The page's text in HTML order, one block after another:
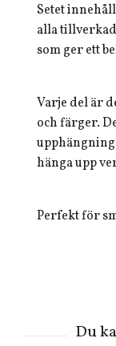
Setet
alla
som ger ett
Varje del är
och färger.
hänga upp
Perfekt för